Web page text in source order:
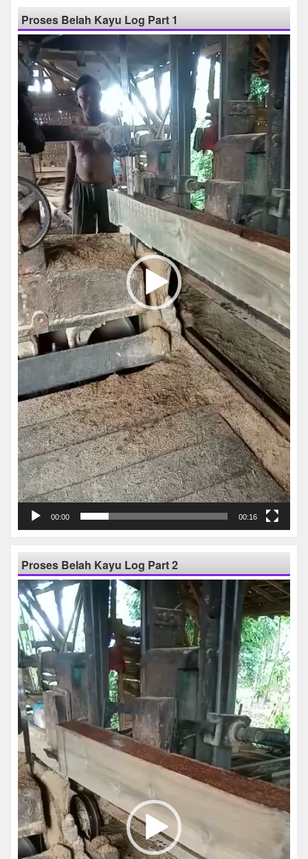
Proses Belah Kayu Log Part 1
Pemutar
Video
00:00 00:16
Proses Belah Kayu Log Part 2
Pemutar
Video